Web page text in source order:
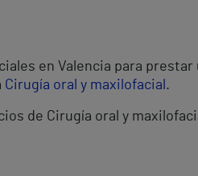
en Valencia para
Cirugía oral y maxilofacial .
de Cirugía oral y